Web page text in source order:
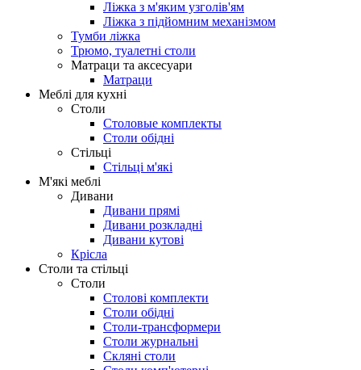
Ліжка з м'яким узголів'ям
Ліжка з підйомним механізмом
Тумби ліжка
Трюмо, туалетні столи
Матраци та аксесуари
Матраци
Меблі для кухні
Столи
Столовые комплекты
Столи обідні
Стільці
Стільці м'які
М'які меблі
Дивани
Дивани прямі
Дивани розкладні
Дивани кутові
Крісла
Столи та стільці
Столи
Столові комплекти
Столи обідні
Столи-трансформери
Столи журнальні
Скляні столи